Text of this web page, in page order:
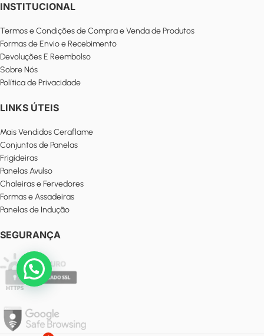
INSTITUCIONAL
Termos e Condições de Compra e Venda de Produtos
Formas de Envio e Recebimento
Devoluções E Reembolso
Sobre Nós
Política de Privacidade
LINKS ÚTEIS
Mais Vendidos Ceraflame
Conjuntos de Panelas
Frigideiras
Panelas Avulso
Chaleiras e Fervedores
Formas e Assadeiras
Panelas de Indução
SEGURANÇA